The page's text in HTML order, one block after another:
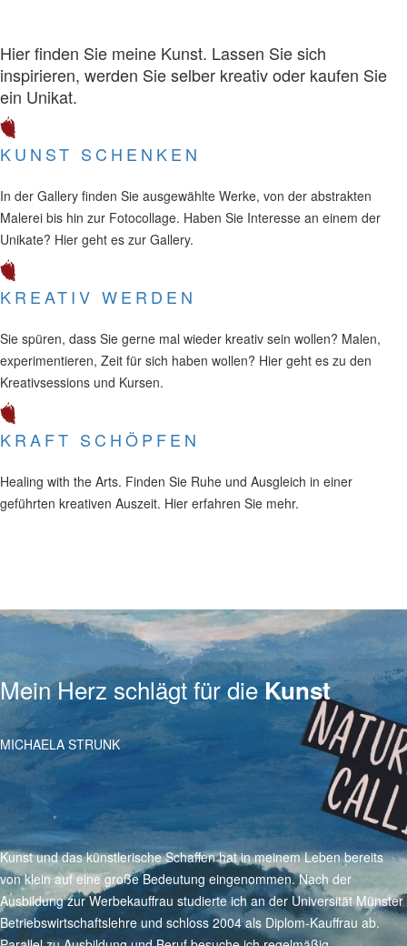
Hier finden Sie meine Kunst. Lassen Sie sich
inspirieren, werden Sie selber kreativ oder kaufen Sie
ein Unikat.
KUNST SCHENKEN
In der Gallery finden Sie ausgewählte Werke, von der abstrakten
Malerei bis hin zur Fotocollage. Haben Sie Interesse an einem der
Unikate? Hier geht es zur Gallery.
KREATIV WERDEN
Sie spüren, dass Sie gerne mal wieder kreativ sein wollen? Malen,
experimentieren, Zeit für sich haben wollen? Hier geht es zu den
Kreativsessions und Kursen.
KRAFT SCHÖPFEN
Healing with the Arts. Finden Sie Ruhe und Ausgleich in einer
geführten kreativen Auszeit. Hier erfahren Sie mehr.
Mein Herz schlägt für dieKunst
MICHAELA STRUNK
Kunst und das künstlerische Schaffen hat in meinem Leben bereits
von klein auf eine große Bedeutung eingenommen. Nach der
Ausbildung zur Werbekauffrau studierte ich an der Universität Münster
Betriebswirtschaftslehre und schloss 2004 als Diplom-Kauffrau ab.